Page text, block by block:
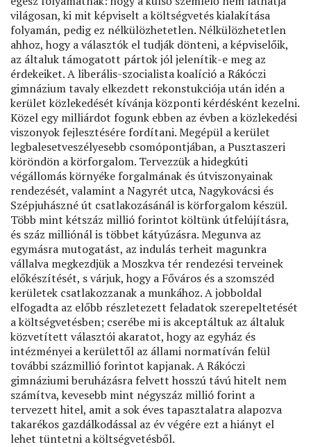
világosan, ki mit képviselt a költségvetés kialakítása
folyamán, pedig ez nélkülözhetetlen. Nélkülözhetetlen
ahhoz, hogy a választók el tudják dönteni, a képviselőik,
az általuk támogatott pártok jól jelenítik-e meg az
érdekeiket. A liberális-szocialista koalíció a Rákóczi
gimnázium tavaly elkezdett rekonstukciója után idén a
kerület közlekedését kívánja központi kérdésként kezelni.
Közel egy milliárdot fogunk ebben az évben a közlekedési
viszonyok fejlesztésére fordítani. Megépül a kerület
legbalesetveszélyesebb csomópontjában, a Pusztaszeri
köröndön a körforgalom. Tervezzük a hidegkúti
végállomás környéke forgalmának és útviszonyainak
rendezését, valamint a Nagyrét utca, Nagykovácsi és
Szépjuhászné út csatlakozásánál is körforgalom készül.
Több mint kétszáz millió forintot költünk útfelújításra,
és száz milliónál is többet kátyúzásra. Megunva az
egymásra mutogatást, az indulás terheit magunkra
vállalva megkezdjük a Moszkva tér rendezési terveinek
előkészítését, s várjuk, hogy a Főváros és a szomszéd
kerületek csatlakozzanak a munkához. A jobboldal
elfogadta az előbb részletezett feladatok szerepeltetését
a költségvetésben; cserébe mi is akceptáltuk az általuk
közvetített választói akaratot, hogy az egyház és
intézményei a kerülettől az állami normatíván felül
további százmillió forintot kapjanak. A Rákóczi
gimnáziumi beruházásra felvett hosszú távú hitelt nem
számítva, kevesebb mint négyszáz millió forint a
tervezett hitel, amit a sok éves tapasztalatra alapozva
takarékos gazdálkodással az év végére ezt a hiányt el
lehet tüntetni a költségvetésből.